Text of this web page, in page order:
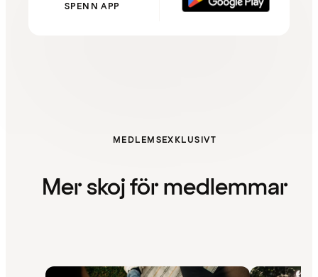
SPENN APP
MEDLEMSEXKLUSIVT
Mer skoj för medlemmar